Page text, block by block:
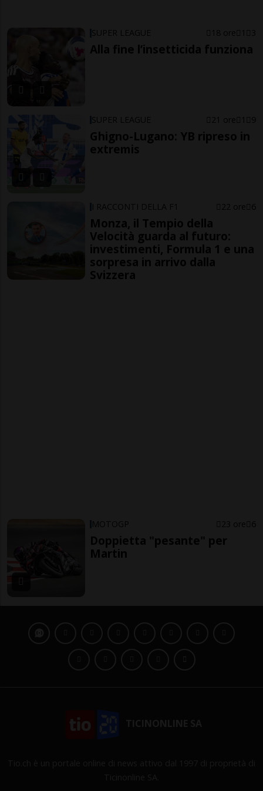
SUPER LEAGUE 18 ore 1 3
Alla fine l’insetticida funziona
SUPER LEAGUE 21 ore 1 9
Ghigno-Lugano: YB ripreso in
extremis
I RACCONTI DELLA F1 22 ore 6
Monza, il Tempio della
Velocità guarda al futuro:
investimenti, Formula 1 e una
sorpresa in arrivo dalla
Svizzera
MOTOGP 23 ore 6
Doppietta "pesante" per
Martin